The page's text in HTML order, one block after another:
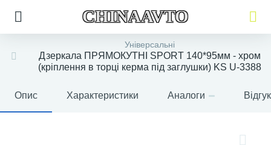
CHINAAVTO
Універсальні
Дзеркала ПРЯМОКУТНІ SPORT 140*95мм - хром
(кріплення в торці керма під заглушки) KS U-3388
Опис Характеристики Аналоги